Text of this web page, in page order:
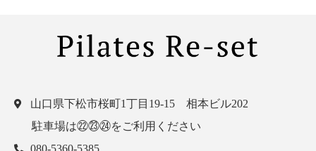
山口県下松市桜町1丁目19-15 相本ビル202
駐車場は㉒㉓㉔をご利用ください